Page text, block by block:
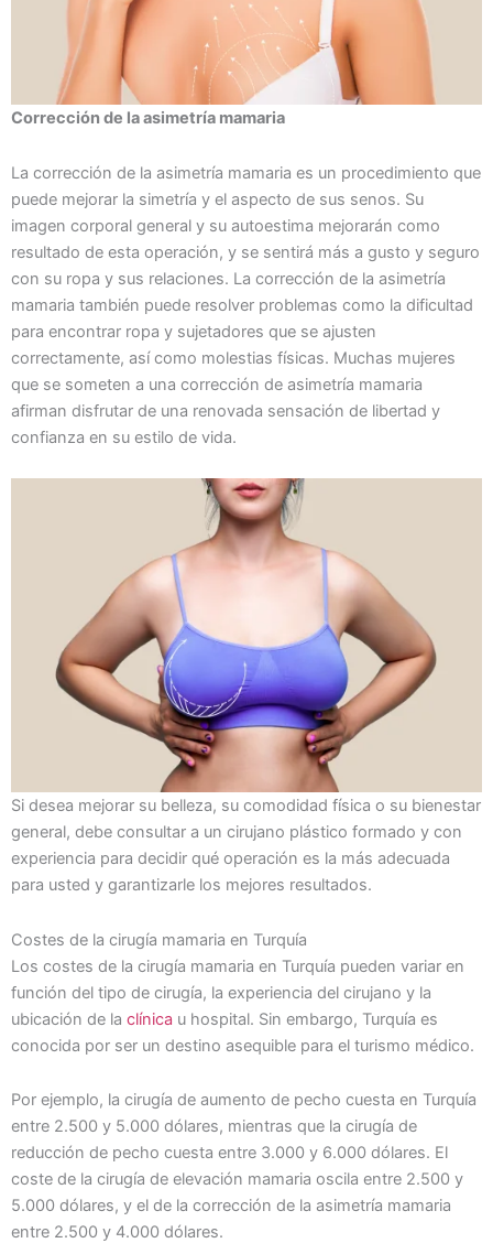
Corrección de la asimetría mamaria
La corrección de la asimetría mamaria es un procedimiento que
puede mejorar la simetría y el aspecto de sus senos. Su
imagen corporal general y su autoestima mejorarán como
resultado de esta operación, y se sentirá más a gusto y seguro
con su ropa y sus relaciones. La corrección de la asimetría
mamaria también puede resolver problemas como la dificultad
para encontrar ropa y sujetadores que se ajusten
correctamente, así como molestias físicas. Muchas mujeres
que se someten a una corrección de asimetría mamaria
afirman disfrutar de una renovada sensación de libertad y
confianza en su estilo de vida.
Si desea mejorar su belleza, su comodidad física o su bienestar
general, debe consultar a un cirujano plástico formado y con
experiencia para decidir qué operación es la más adecuada
para usted y garantizarle los mejores resultados.
Costes de la cirugía mamaria en Turquía
Los costes de la cirugía mamaria en Turquía pueden variar en
función del tipo de cirugía, la experiencia del cirujano y la
ubicación de la clínica u hospital. Sin embargo, Turquía es
conocida por ser un destino asequible para el turismo médico.
Por ejemplo, la cirugía de aumento de pecho cuesta en Turquía
entre 2.500 y 5.000 dólares, mientras que la cirugía de
reducción de pecho cuesta entre 3.000 y 6.000 dólares. El
coste de la cirugía de elevación mamaria oscila entre 2.500 y
5.000 dólares, y el de la corrección de la asimetría mamaria
entre 2.500 y 4.000 dólares.